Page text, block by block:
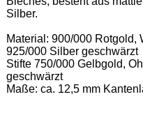
Silber.
Material: 900/000 Rotgold,
925/000 Silber geschwärzt
Stifte 750/000 Gelbgold,
geschwärzt
Maße: ca. 12,5 mm